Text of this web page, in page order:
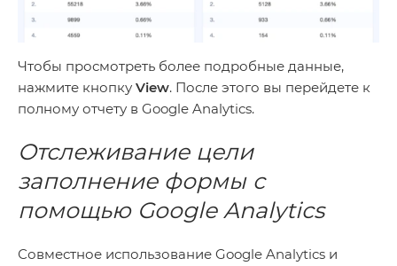
Чтобы просмотреть более подробные данные,
нажмите кнопку View. После этого вы перейдете к
полному отчету в Google Analytics.
Отслеживание цели
заполнение формы с
помощью Google Analytics
Совместное использование Google Analytics и